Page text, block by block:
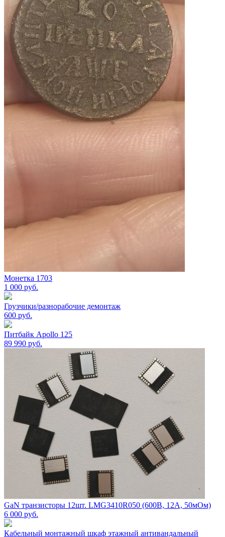
Монетка 1703
1 000 руб.
Грузчики/разнорабочие демонтаж
600 руб.
Питбайк Apollo 125
89 990 руб.
GaN транзисторы 12шт. LMG3410R050 (600В, 12А, 50мОм)
6 000 руб.
Кабельный монтажный шкаф этажный антивандальный